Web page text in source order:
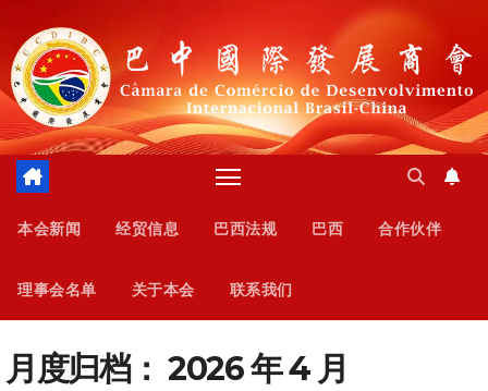
内
本会新闻 经贸信息 巴西法规 巴西 合作伙伴
理事会名单 关于本会 联系我们
月度归档： 2026 年 4 月